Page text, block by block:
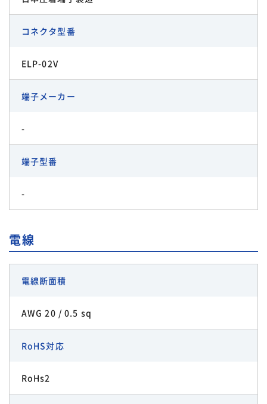
コネクタ型番
ELP-02V
端子メーカー
-
端子型番
-
電線
電線断面積
AWG 20 / 0.5 sq
RoHS対応
RoHs2